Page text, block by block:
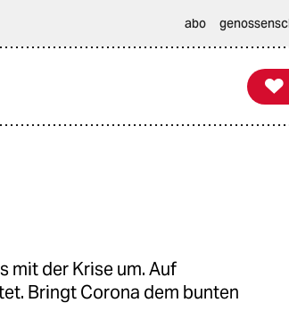
abo

taz
mit der Krise um. Auf
Bringt Corona dem bunten